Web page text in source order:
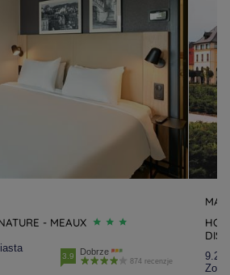
- MEAUX
3.9 Dobrze
874 recenzje
9.2